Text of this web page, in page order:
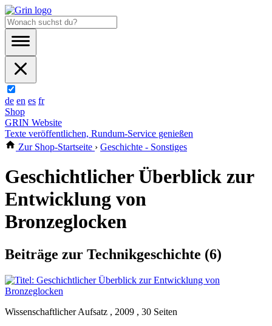
de en es fr
Shop
GRIN Website
Texte veröffentlichen, Rundum-Service genießen
Zur Shop-Startseite › Geschichte - Sonstiges
Geschichtlicher Überblick zur
Entwicklung von
Bronzeglocken
Beiträge zur Technikgeschichte (6)
Wissenschaftlicher Aufsatz , 2009 , 30 Seiten